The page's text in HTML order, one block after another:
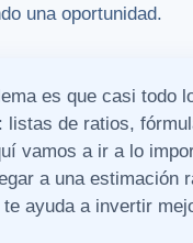
una oportunidad.
es que casi todo
listas de ratios,
vamos a ir a lo
a una estimación
ayuda a invertir